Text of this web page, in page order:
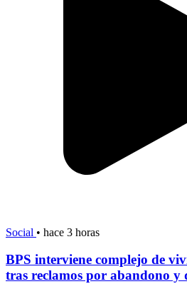
Social • hace 3 horas
BPS interviene complejo de
tras reclamos por abandono y